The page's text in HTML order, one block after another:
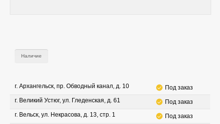
Наличие
г. Архангельск, пр. Обводный канал, д. 10
Под заказ
г. Великий Устюг, ул. Гледенская, д. 61
Под заказ
г. Вельск, ул. Некрасова, д. 13, стр. 1
Под заказ